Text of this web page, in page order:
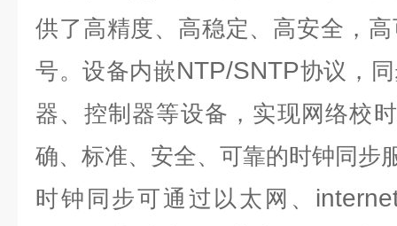
供了高精度、高稳定、高安全，
号。设备内嵌NTP/SNTP协议，
器、控制器等设备，实现网络校时
确、标准、安全、可靠的时钟同步
时钟同步可通过以太网、